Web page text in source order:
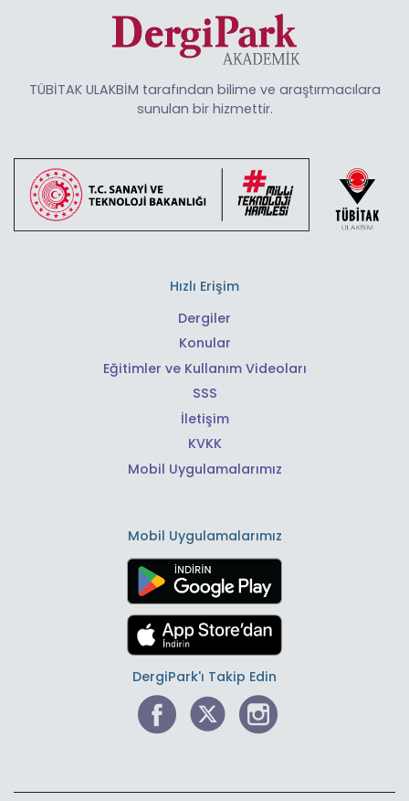
TÜBİTAK ULAKBİM tarafından bilime ve araştırmacılara
sunulan bir hizmettir.
Hızlı Erişim
Dergiler
Konular
Eğitimler ve Kullanım Videoları
SSS
İletişim
KVKK
Mobil Uygulamalarımız
Mobil Uygulamalarımız
DergiPark'ı Takip Edin